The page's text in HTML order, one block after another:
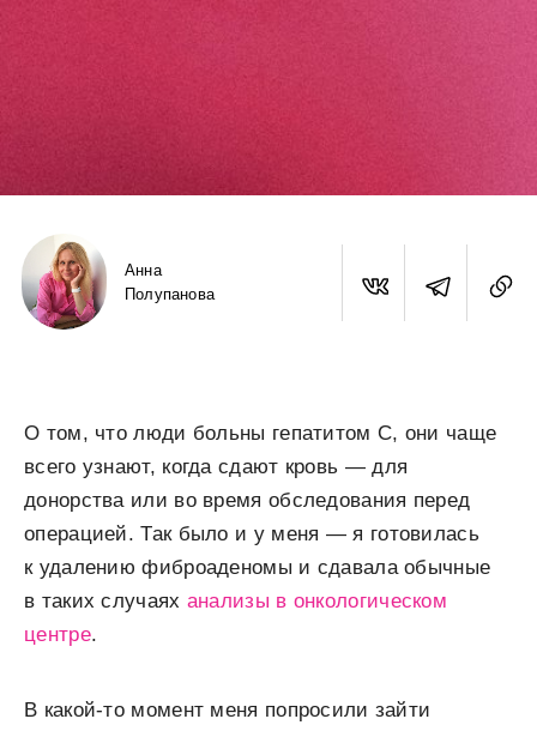
Анна
Полупанова
О том, что люди больны гепатитом С, они чаще
всего узнают, когда сдают кровь — для
донорства или во время обследования перед
операцией. Так было и у меня — я готовилась
к удалению фиброаденомы и сдавала обычные
в таких случаях анализы в онкологическом
центре.
В какой-то момент меня попросили зайти